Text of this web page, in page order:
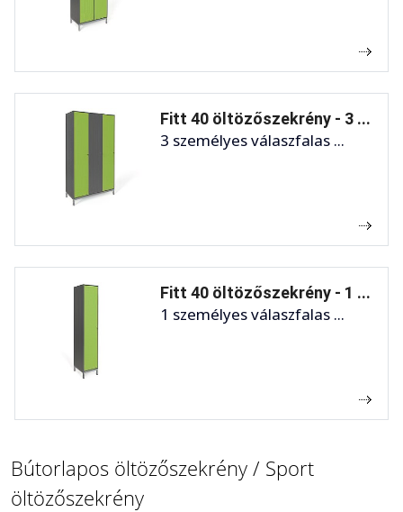
Fitt 40 öltözőszekrény - 3 ...
3 személyes válaszfalas ...
Fitt 40 öltözőszekrény - 1 ...
1 személyes válaszfalas ...
Bútorlapos öltözőszekrény / Sport
öltözőszekrény